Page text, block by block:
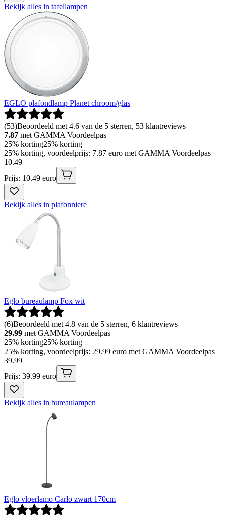
Bekijk alles in tafellampen
EGLO plafondlamp Planet chroom/glas
(53)Beoordeeld met 4.6 van de 5 sterren, 53 klantreviews
7.87 met GAMMA Voordeelpas
25% korting25% korting
25% korting, voordeelprijs: 7.87 euro met GAMMA Voordeelpas
10.49
Prijs: 10.49 euro
Bekijk alles in plafonniere
Eglo bureaulamp Fox wit
(6)Beoordeeld met 4.8 van de 5 sterren, 6 klantreviews
29.99 met GAMMA Voordeelpas
25% korting25% korting
25% korting, voordeelprijs: 29.99 euro met GAMMA Voordeelpas
39.99
Prijs: 39.99 euro
Bekijk alles in bureaulampen
Eglo vloerlamo Carlo zwart 170cm